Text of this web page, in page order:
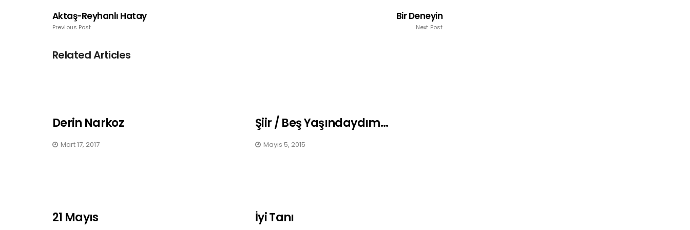
Aktaş-Reyhanlı Hatay
Previous Post
Bir Deneyin
Next Post
Related Articles
Derin Narkoz
Mart 17, 2017
Şiir / Beş Yaşındaydım…
Mayıs 5, 2015
21 Mayıs İyi Tanı